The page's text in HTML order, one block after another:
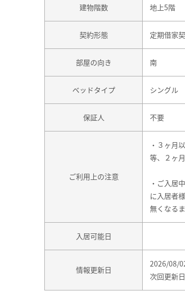
建物階数 地上5階
契約形態 定期借家
部屋の向き 南
ベッドタイプ シングル
保証人 不要
ご利用上の注意
・３ヶ月
等、２ヶ
・ご入居
に入居者
無くなる
入居可能日
情報更新日
2026/08/
次回更新